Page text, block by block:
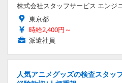
株式会社スタッフサービス エンジ
東京都
時給2,400円～
派遣社員
人気アニメグッズの検査スタッ